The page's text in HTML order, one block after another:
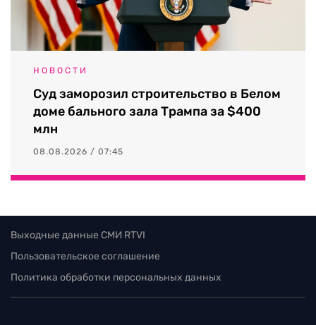
НОВОСТИ
Суд заморозил строительство в Белом
доме бального зала Трампа за $400
млн
08.08.2026 / 07:45
Выходные данные СМИ RTVI
Пользовательское соглашение
Политика обработки персональных данных